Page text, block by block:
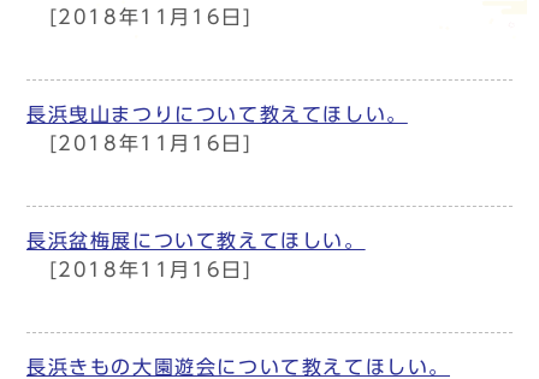
[2018年11月16日]
長浜曳山まつりについて教えてほしい。
[2018年11月16日]
長浜盆梅展について教えてほしい。
[2018年11月16日]
長浜きもの大園遊会について教えてほしい。